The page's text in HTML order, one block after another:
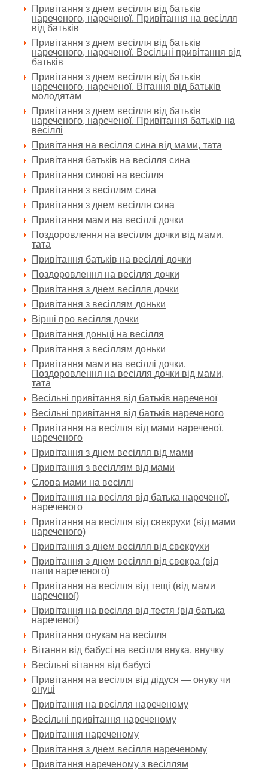
Привітання з днем весілля від батьків
нареченого, нареченої. Привітання на весілля
від батьків
Привітання з днем весілля від батьків
нареченого, нареченої. Весільні привітання від
батьків
Привітання з днем весілля від батьків
нареченого, нареченої. Вітання від батьків
молодятам
Привітання з днем весілля від батьків
нареченого, нареченої. Привітання батьків на
весіллі
Привітання на весілля сина від мами, тата
Привітання батьків на весілля сина
Привітання синові на весілля
Привітання з весіллям сина
Привітання з днем весілля сина
Привітання мами на весіллі дочки
Поздоровлення на весілля дочки від мами,
тата
Привітання батьків на весіллі дочки
Поздоровлення на весілля дочки
Привітання з днем весілля дочки
Привітання з весіллям доньки
Вірші про весілля дочки
Привітання доньці на весілля
Привітання з весіллям доньки
Привітання мами на весіллі дочки.
Поздоровлення на весілля дочки від мами,
тата
Весільні привітання від батьків нареченої
Весільні привітання від батьків нареченого
Привітання на весілля від мами нареченої,
нареченого
Привітання з днем весілля від мами
Привітання з весіллям від мами
Слова мами на весіллі
Привітання на весілля від батька нареченої,
нареченого
Привітання на весілля від свекрухи (від мами
нареченого)
Привітання з днем весілля від свекрухи
Привітання з днем весілля від свекра (від
папи нареченого)
Привітання на весілля від тещі (від мами
нареченої)
Привітання на весілля від тестя (від батька
нареченої)
Привітання онукам на весілля
Вітання від бабусі на весілля внука, внучку
Весільні вітання від бабусі
Привітання на весілля від дідуся — онуку чи
онуці
Привітання на весілля нареченому
Весільні привітання нареченому
Привітання нареченому
Привітання з днем весілля нареченому
Привітання нареченому з весіллям